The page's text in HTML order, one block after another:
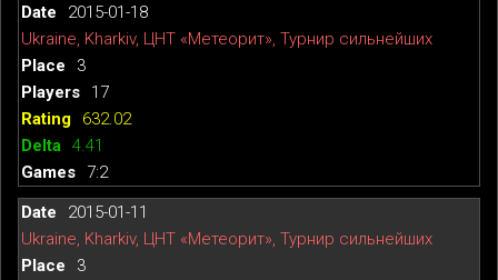
2015-01-18
Ukraine, Kharkiv, ЦНТ «Метеорит», Турнир сильнейших
3
17
632.02
4.41
7:2
2015-01-11
Ukraine, Kharkiv, ЦНТ «Метеорит», Турнир сильнейших
3